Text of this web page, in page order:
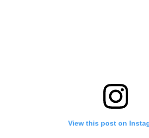
View this post on